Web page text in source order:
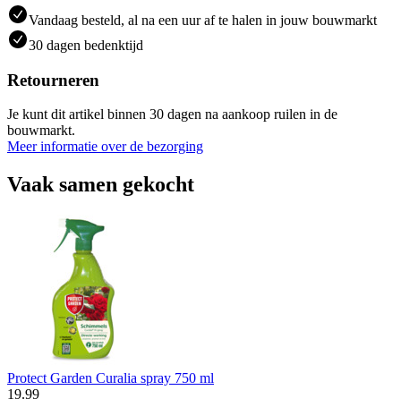
Vandaag besteld, al na een uur af te halen in jouw bouwmarkt
30 dagen bedenktijd
Retourneren
Je kunt dit artikel binnen 30 dagen na aankoop ruilen in de
bouwmarkt.
Meer informatie over de bezorging
Vaak samen gekocht
Protect Garden Curalia spray 750 ml
19.99